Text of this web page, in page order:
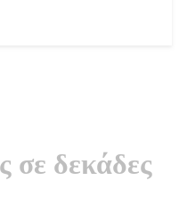
σε δεκάδες